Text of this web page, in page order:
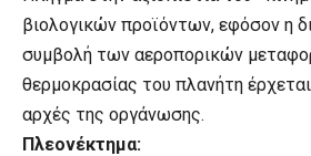
βιολογικών προϊόντων, εφόσον η
συμβολή των αεροπορικών
θερμοκρασίας του πλανήτη
αρχές της οργάνωσης.
Πλεονέκτημα: